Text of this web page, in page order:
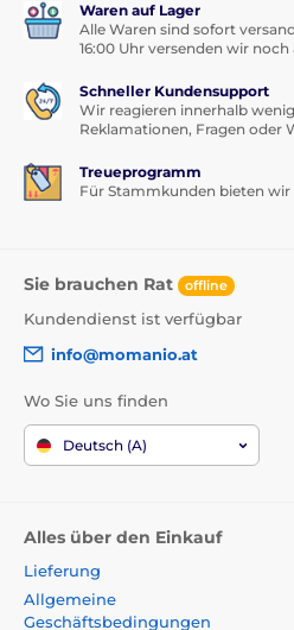
Waren auf Lager
Alle Waren sind sofort
16:00 Uhr versenden wir noch
Schneller Kundensupport
Wir reagieren innerhalb
Reklamationen, Fragen oder
Treueprogramm
Für Stammkunden bieten wir
Sie brauchen Rat offline
Kundendienst ist verfügbar
info@momanio.at
Wo Sie uns finden
Deutsch (A)
Alles über den Einkauf
Lieferung
Allgemeine
Geschäftsbedingungen